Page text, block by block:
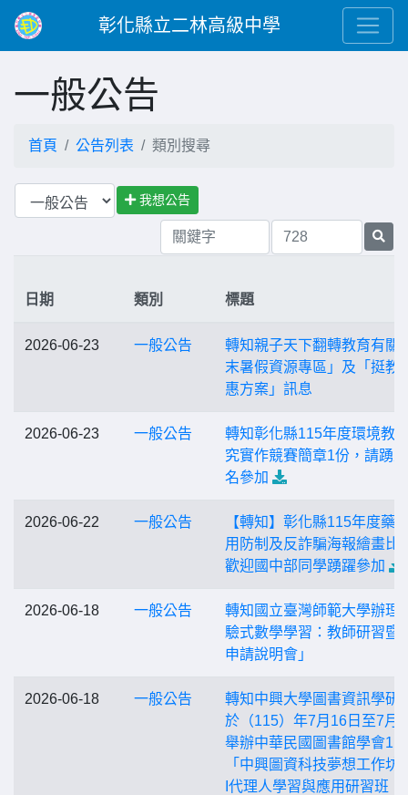
彰化縣立二林高級中學
一般公告
首頁 公告列表 類別搜尋
我想公告
日期 類別 標題
2026-06-23 一般公告
轉知親子天下翻轉教育有關
末暑假資源專區」及「挺教
惠方案」訊息
2026-06-23 一般公告
轉知彰化縣115年度環境教
究實作競賽簡章1份，請踴
名參加
2026-06-22 一般公告
【轉知】彰化縣115年度藥
用防制及反詐騙海報繪畫比
歡迎國中部同學踴躍參加
2026-06-18 一般公告
轉知國立臺灣師範大學辦理
驗式數學學習：教師研習暨
申請說明會」
2026-06-18 一般公告
轉知中興大學圖書資訊學研
於（115）年7月16日至7月
舉辦中華民國圖書館學會
「中興圖資科技夢想工作坊
I代理人學習與應用研習班，